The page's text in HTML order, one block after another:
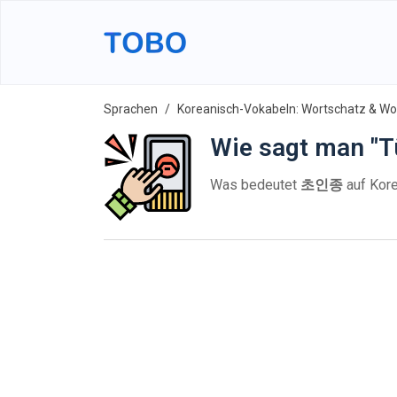
Sprachen Koreanisch-Vokabeln: Wortschatz &
Wie sagt man
Was bedeutet 초인종 auf